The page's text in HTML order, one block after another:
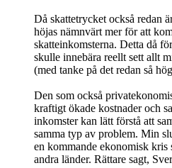
Då skattetrycket också redan
höjas nämnvärt mer för att
skatteinkomsterna. Detta då
skulle innebära reellt sett allt
(med tanke på det redan så
Den som också
kraftigt ökade kostnader och
inkomster kan lätt förstå att
samma typ av problem. Min
en kommande ekonomisk kris
andra länder. Rättare sagt,